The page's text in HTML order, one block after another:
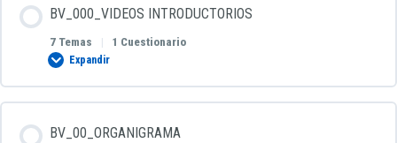
BV_000_VIDEOS INTRODUCTORIOS
7 Temas | 1 Cuestionario
Expandir
BV_00_ORGANIGRAMA